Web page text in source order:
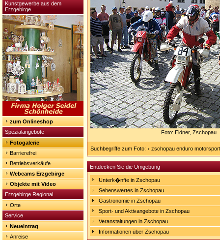
Kunstgewerbe aus dem
Erzgebirge
zum Onlineshop
Spezialangebote
Fotogalerie
Barrierefrei
Betriebsverkäufe
Webcams Erzgebirge
Objekte mit Video
Erzgebirge Regional
Orte
Service
Neueintrag
Anreise
Foto: Eidner, Zschopau
Suchbegriffe zum Foto: zschopau enduro motorsport
Entdecken Sie die Umgebung
Unterk�nfte in Zschopau
Sehenswertes in Zschopau
Gastronomie in Zschopau
Sport- und Aktivangebote in Zschopau
Veranstaltungen in Zschopau
Informationen über Zschopau